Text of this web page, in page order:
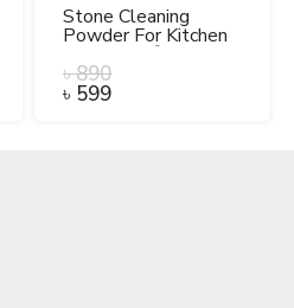
Stone Cleaning
Powder For Kitchen
& Floor- 1 পিস
৳890
৳ 599